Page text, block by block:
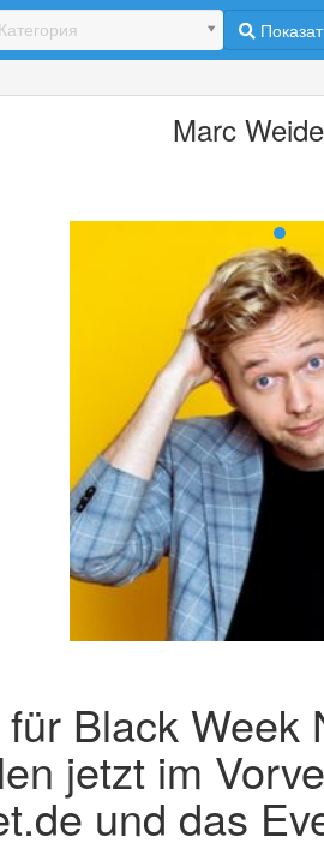
Категория
Marc
Black Week
jetzt im
und das